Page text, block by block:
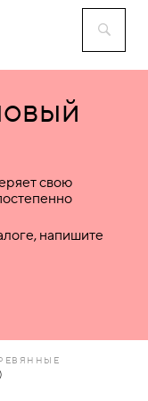
свою
напишите